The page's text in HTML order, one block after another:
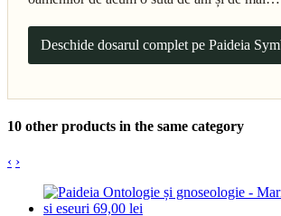
Deschide dosarul complet pe Paideia
10 other products in the same category
‹ ›